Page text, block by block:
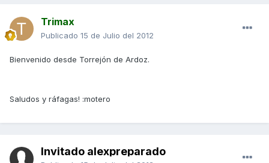
Trimax
Publicado 15 de Julio del 2012
Bienvenido desde Torrejón de Ardoz.
Saludos y ráfagas! :motero
Invitado alexpreparado